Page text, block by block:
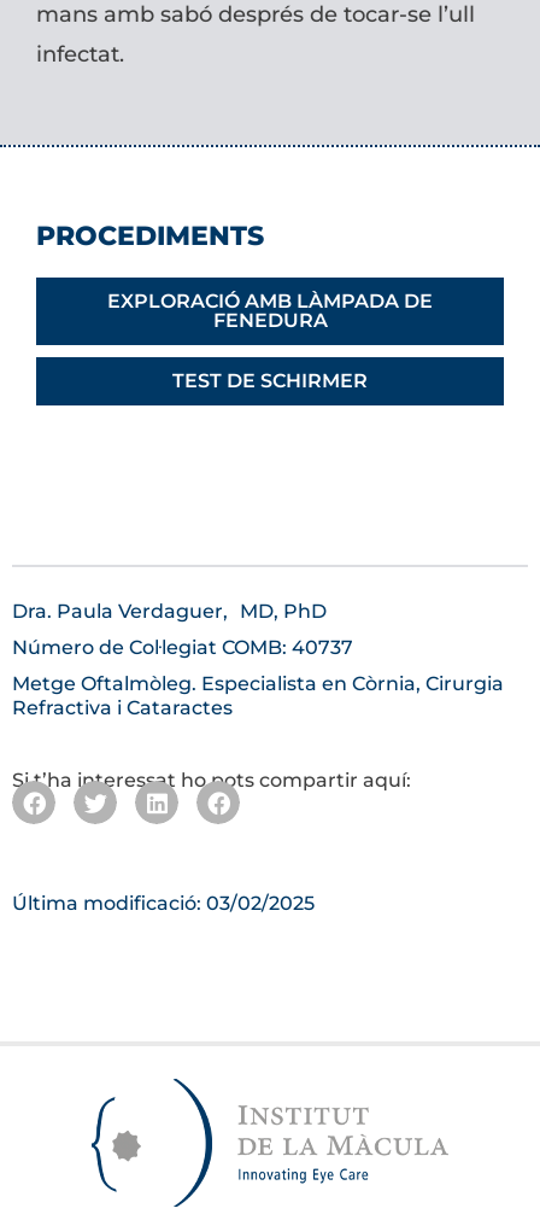
mans amb sabó després de tocar-se l’ull
infectat.
PROCEDIMENTS
EXPLORACIÓ AMB LÀMPADA DE
FENEDURA
TEST DE SCHIRMER
Dra. Paula Verdaguer,
MD, PhD
Número de Col·legiat COMB: 40737
Metge Oftalmòleg. Especialista en Còrnia, Cirurgia
Refractiva i Cataractes
Si t’ha interessat ho pots compartir aquí:
Última modificació: 03/02/2025